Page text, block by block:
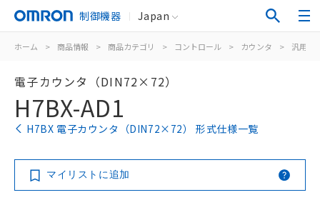
制御機器 Japan
ホーム > 商品情報 > 商品カテゴリ > コントロール > カウンタ > 汎用電
電子カウンタ（DIN72×72）
H7BX-AD1
H7BX 電子カウンタ（DIN72×72） 形式仕様一覧
マイリストに追加